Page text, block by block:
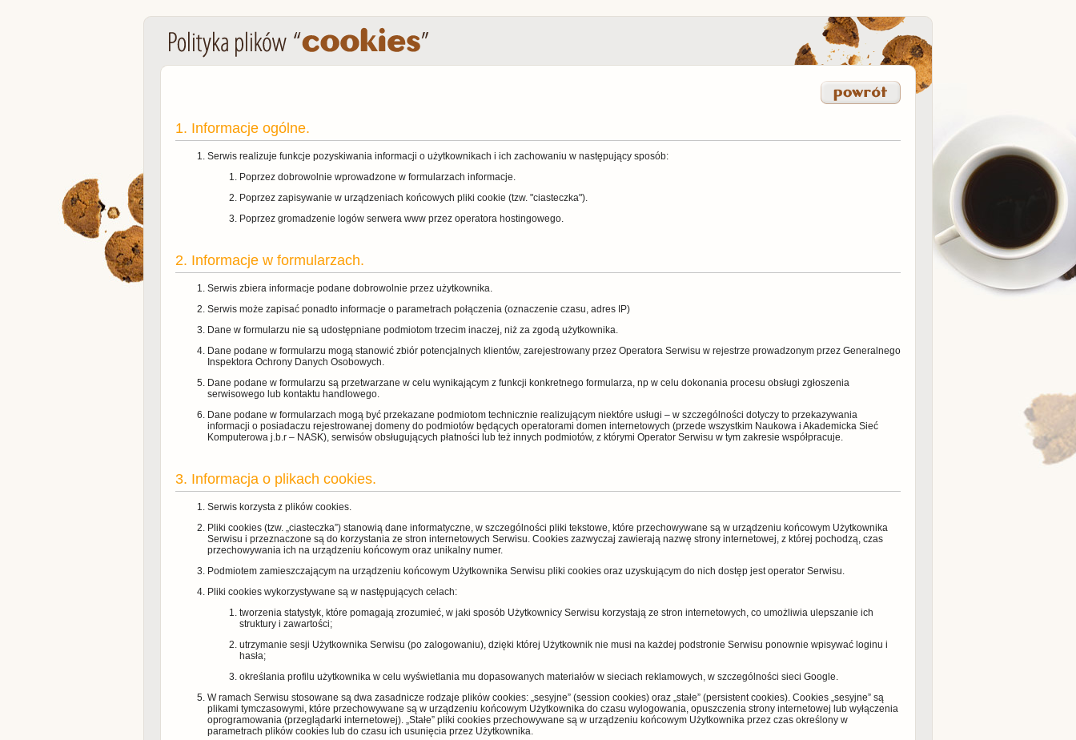
1. Informacje ogólne.
Serwis realizuje funkcje pozyskiwania informacji o użytkownikach i ich zachowaniu w następujący sposób:
Poprzez dobrowolnie wprowadzone w formularzach informacje.
Poprzez zapisywanie w urządzeniach końcowych pliki cookie (tzw. "ciasteczka").
Poprzez gromadzenie logów serwera www przez operatora hostingowego.
2. Informacje w formularzach.
Serwis zbiera informacje podane dobrowolnie przez użytkownika.
Serwis może zapisać ponadto informacje o parametrach połączenia (oznaczenie czasu, adres IP)
Dane w formularzu nie są udostępniane podmiotom trzecim inaczej, niż za zgodą użytkownika.
Dane podane w formularzu mogą stanowić zbiór potencjalnych klientów, zarejestrowany przez Operatora Serwisu w rejestrze prowadzonym przez Generalnego
Inspektora Ochrony Danych Osobowych.
Dane podane w formularzu są przetwarzane w celu wynikającym z funkcji konkretnego formularza, np w celu dokonania procesu obsługi zgłoszenia
serwisowego lub kontaktu handlowego.
Dane podane w formularzach mogą być przekazane podmiotom technicznie realizującym niektóre usługi – w szczególności dotyczy to przekazywania
informacji o posiadaczu rejestrowanej domeny do podmiotów będących operatorami domen internetowych (przede wszystkim Naukowa i Akademicka Sieć
Komputerowa j.b.r – NASK), serwisów obsługujących płatności lub też innych podmiotów, z którymi Operator Serwisu w tym zakresie współpracuje.
3. Informacja o plikach cookies.
Serwis korzysta z plików cookies.
Pliki cookies (tzw. „ciasteczka”) stanowią dane informatyczne, w szczególności pliki tekstowe, które przechowywane są w urządzeniu końcowym Użytkownika
Serwisu i przeznaczone są do korzystania ze stron internetowych Serwisu. Cookies zazwyczaj zawierają nazwę strony internetowej, z której pochodzą, czas
przechowywania ich na urządzeniu końcowym oraz unikalny numer.
Podmiotem zamieszczającym na urządzeniu końcowym Użytkownika Serwisu pliki cookies oraz uzyskującym do nich dostęp jest operator Serwisu.
Pliki cookies wykorzystywane są w następujących celach:
tworzenia statystyk, które pomagają zrozumieć, w jaki sposób Użytkownicy Serwisu korzystają ze stron internetowych, co umożliwia ulepszanie ich
struktury i zawartości;
utrzymanie sesji Użytkownika Serwisu (po zalogowaniu), dzięki której Użytkownik nie musi na każdej podstronie Serwisu ponownie wpisywać loginu i
hasła;
określania profilu użytkownika w celu wyświetlania mu dopasowanych materiałów w sieciach reklamowych, w szczególności sieci Google.
W ramach Serwisu stosowane są dwa zasadnicze rodzaje plików cookies: „sesyjne” (session cookies) oraz „stałe” (persistent cookies). Cookies „sesyjne” są
plikami tymczasowymi, które przechowywane są w urządzeniu końcowym Użytkownika do czasu wylogowania, opuszczenia strony internetowej lub wyłączenia
oprogramowania (przeglądarki internetowej). „Stałe” pliki cookies przechowywane są w urządzeniu końcowym Użytkownika przez czas określony w
parametrach plików cookies lub do czasu ich usunięcia przez Użytkownika.